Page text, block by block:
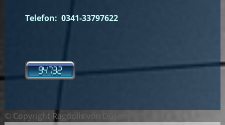
Telefon: 0341-33797622
© Copyright Ragdolls von Dosene 2025